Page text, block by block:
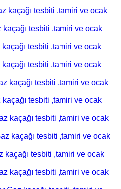
kaçağı tesbiti ,tamiri ve ocak
tesbiti ,tamiri ve ocak
tesbiti ,tamiri ve ocak
tesbiti ,tamiri ve ocak
kaçağı tesbiti ,tamiri ve ocak
tesbiti ,tamiri ve ocak
kaçağı tesbiti ,tamiri ve ocak
kaçağı tesbiti ,tamiri ve ocak
kaçağı tesbiti ,tamiri ve ocak
kaçağı tesbiti ,tamiri ve ocak